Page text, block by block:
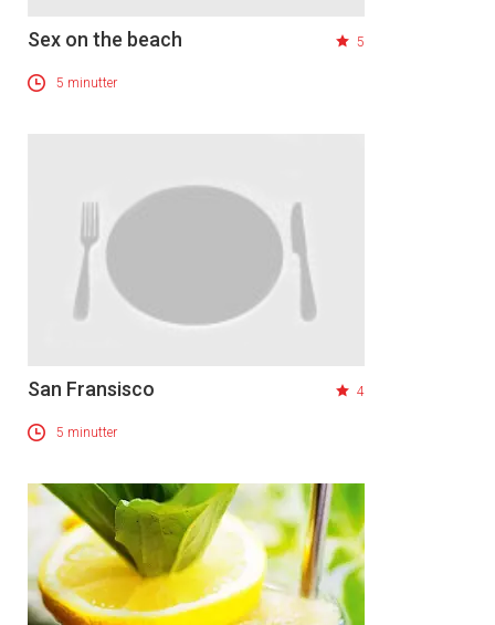
Sex on the beach 5
5 minutter
San Fransisco 4
5 minutter